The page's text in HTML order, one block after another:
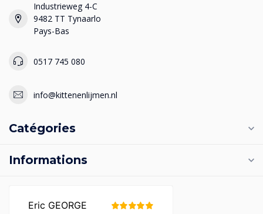
Industrieweg 4-C
9482 TT Tynaarlo
Pays-Bas
0517 745 080
info@kittenenlijmen.nl
Catégories
Informations